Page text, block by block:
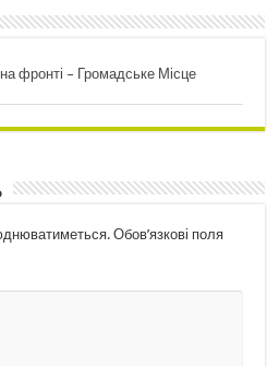
на фронті – Громадське Місце
Обов’язкові поля